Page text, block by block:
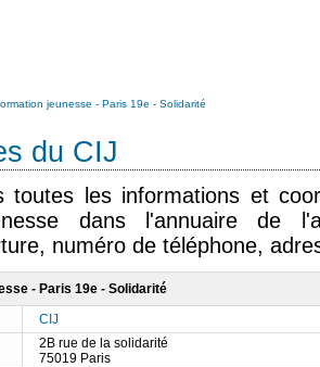
jeunesse - Paris 19e - Solidarité
du CIJ
toutes les informations et
dans l'annuaire de
numéro de téléphone,
- Paris 19e - Solidarité
CIJ
2B rue de la solidarité
75019 Paris